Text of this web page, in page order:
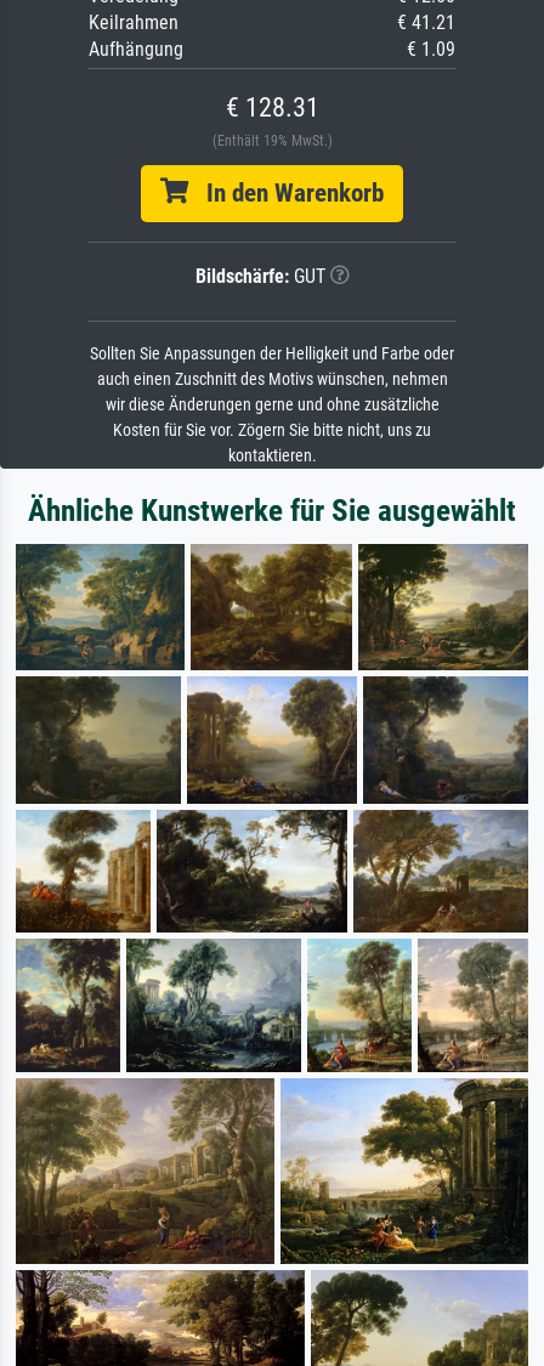
Keilrahmen
€ 41.21
Aufhängung
€ 1.09
€ 128.31
(Enthält 19% MwSt.)
In den Warenkorb
Bildschärfe:GUT
Sollten Sie Anpassungen der Helligkeit und Farbe oder
auch einen Zuschnitt des Motivs wünschen, nehmen
wir diese Änderungen gerne und ohne zusätzliche
Kosten für Sie vor. Zögern Sie bitte nicht, uns zu
kontaktieren.
Ähnliche Kunstwerke für Sie ausgewählt